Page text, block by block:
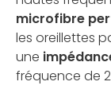
microfibre
les oreillettes
une
fréquence de